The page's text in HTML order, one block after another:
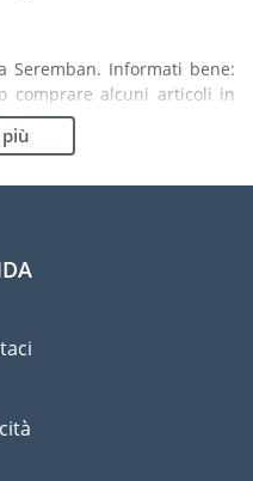
Seremban. Informati bene:
comprare alcuni articoli in
più adatta ad
a Seremban
quindi un'assicurazione